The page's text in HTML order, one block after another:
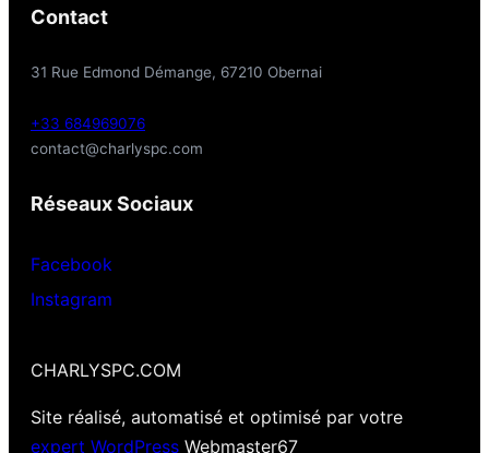
Contact
31 Rue Edmond Démange, 67210 Obernai
+33 684969076
contact@charlyspc.com
Réseaux Sociaux
Facebook
Instagram
CHARLYSPC.COM
Site réalisé, automatisé et optimisé par votre
expert WordPress Webmaster67